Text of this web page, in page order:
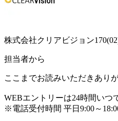
株式会社クリアビジョン
担当者から
ここまでお読みいただきあり
WEBエントリーは24時間いつ
※電話受付時間 平日9:00～